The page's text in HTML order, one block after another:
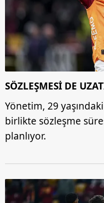
SÖZLEŞMESİ DE
Yönetim, 29
birlikte sözleşme
planlıyor.